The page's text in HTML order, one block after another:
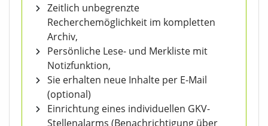
Zeitlich unbegrenzte
Recherchemöglichkeit im kompletten
Archiv,
Persönliche Lese- und Merkliste mit
Notizfunktion,
Sie erhalten neue Inhalte per E-Mail
(optional)
Einrichtung eines individuellen GKV-
Stellenalarms (Benachrichtigung über